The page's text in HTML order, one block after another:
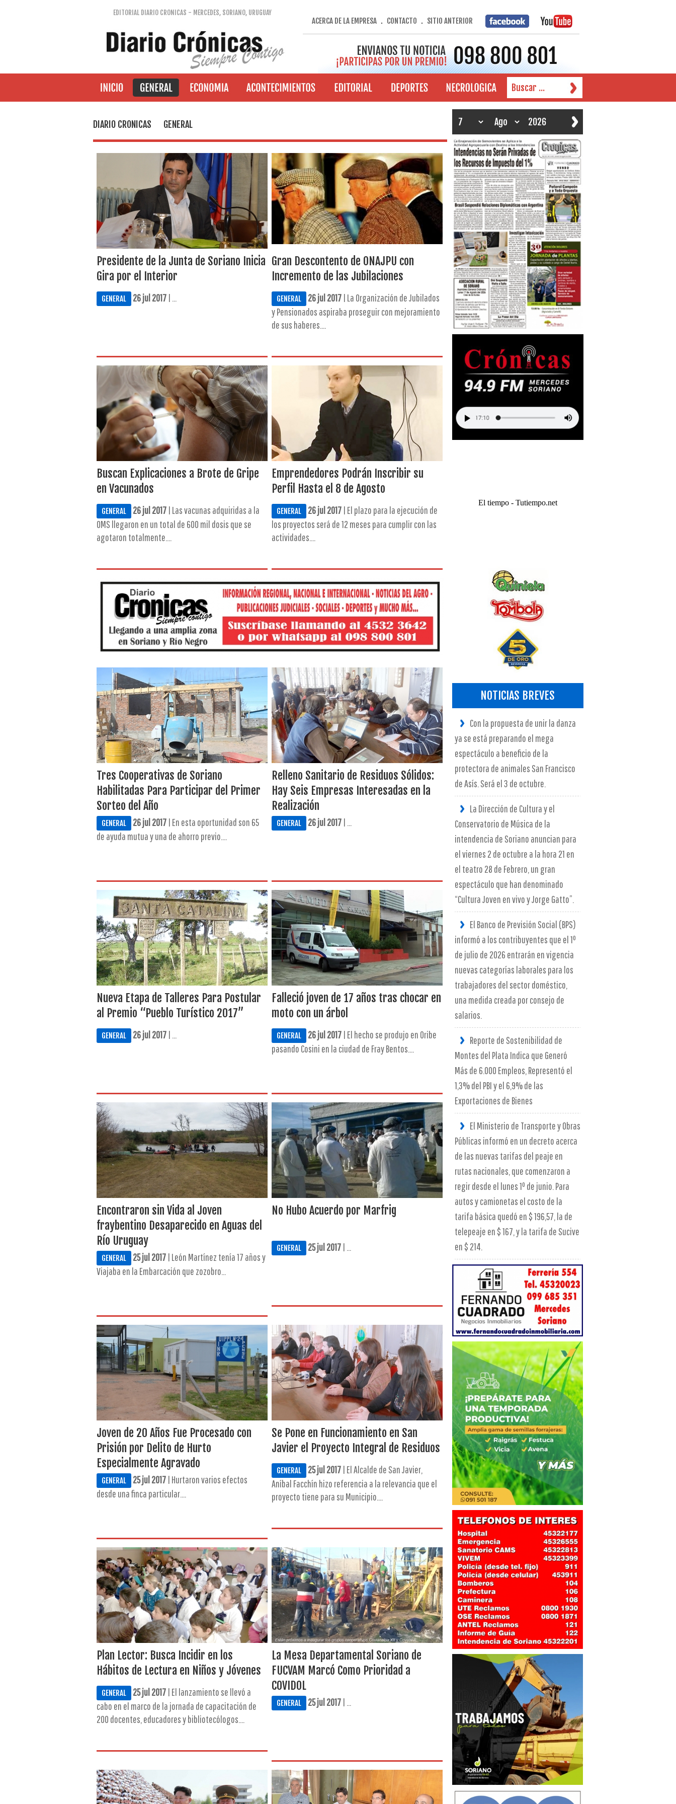
EDITORIAL DIARIO CRONICAS - MERCEDES, SORIANO, URUGUAY
ACERCA DE LA EMPRESA. CONTACTO . SITIO ANTERIOR
DIARIO CRONICAS GENERAL
Presidente de la Junta de Soriano Inicia
Gira por el Interior
GENERAL 26 jul 2017| ...
Gran Descontento de ONAJPU con
Incremento de las Jubilaciones
GENERAL 26 jul 2017| La Organización de Jubilados
y Pensionados aspiraba proseguir con mejoramiento
de sus haberes....
Buscan Explicaciones a Brote de Gripe
en Vacunados
GENERAL 26 jul 2017| Las vacunas adquiridas a la
OMS llegaron en un total de 600 mil dosis que se
agotaron totalmente....
Emprendedores Podrán Inscribir su
Perfil Hasta el 8 de Agosto
GENERAL 26 jul 2017| El plazo para la ejecución de
los proyectos será de 12 meses para cumplir con las
actividades....
Tres Cooperativas de Soriano
Habilitadas Para Participar del Primer
Sorteo del Año
GENERAL 26 jul 2017| En esta oportunidad son 65
de ayuda mutua y una de ahorro previo....
Relleno Sanitario de Residuos Sólidos:
Hay Seis Empresas Interesadas en la
Realización
GENERAL 26 jul 2017| ...
Nueva Etapa de Talleres Para Postular
al Premio “Pueblo Turístico 2017”
GENERAL 26 jul 2017| ...
Falleció joven de 17 años tras chocar en
moto con un árbol
GENERAL 26 jul 2017| El hecho se produjo en Oribe
pasando Cosini en la ciudad de Fray Bentos....
Encontraron sin Vida al Joven
fraybentino Desaparecido en Aguas del
Río Uruguay
GENERAL 25 jul 2017| León Martínez tenía 17 años y
Viajaba en la Embarcación que zozobro...
No Hubo Acuerdo por Marfrig
GENERAL 25 jul 2017| ...
Joven de 20 Años Fue Procesado con
Prisión por Delito de Hurto
Especialmente Agravado
GENERAL 25 jul 2017| Hurtaron varios efectos
desde una finca particular....
Se Pone en Funcionamiento en San
Javier el Proyecto Integral de Residuos
GENERAL 25 jul 2017| El Alcalde de San Javier,
Aníbal Facchín hizo referencia a la relevancia que el
proyecto tiene para su Municipio....
Plan Lector: Busca Incidir en los
Hábitos de Lectura en Niños y Jóvenes
GENERAL 25 jul 2017| El lanzamiento se llevó a
cabo en el marco de la jornada de capacitación de
200 docentes, educadores y bibliotecólogos....
La Mesa Departamental Soriano de
FUCVAM Marcó Como Prioridad a
COVIDOL
GENERAL 25 jul 2017| ...
El tiempo - Tutiempo.net
NOTICIAS BREVES
Con la propuesta de unir la danza
ya se está preparando el mega
espectáculo a beneficio de la
protectora de animales San Francisco
de Asís. Será el 3 de octubre.
La Dirección de Cultura y el
Conservatorio de Música de la
intendencia de Soriano anuncian para
el viernes 2 de octubre a la hora 21 en
el teatro 28 de Febrero, un gran
espectáculo que han denominado
“Cultura Joven en vivo y Jorge Gatto”.
El Banco de Previsión Social (BPS)
informó a los contribuyentes que el 1º
de julio de 2026 entrarán en vigencia
nuevas categorías laborales para los
trabajadores del sector doméstico,
una medida creada por consejo de
salarios.
Reporte de Sostenibilidad de
Montes del Plata Indica que Generó
Más de 6.000 Empleos, Representó el
1,3% del PBI y el 6,9% de las
Exportaciones de Bienes
El Ministerio de Transporte y Obras
Públicas informó en un decreto acerca
de las nuevas tarifas del peaje en
rutas nacionales, que comenzaron a
regir desde el lunes 1º de junio. Para
autos y camionetas el costo de la
tarifa básica quedó en $ 196,57, la de
telepeaje en $ 167, y la tarifa de Sucive
en $ 214.